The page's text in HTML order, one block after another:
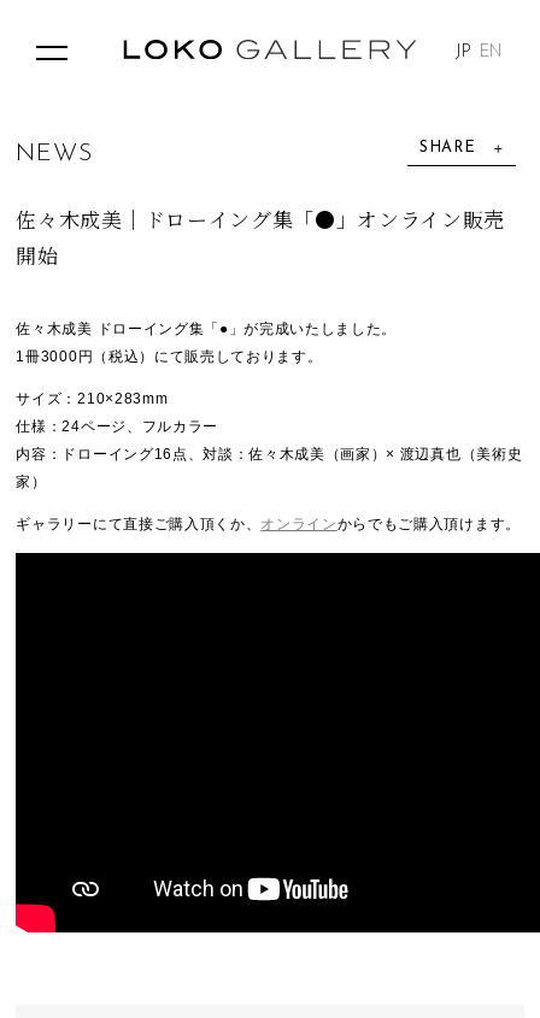
JP EN
SHARE
N E WS
佐々木成美｜ドローイング集「●」オンライン販売
開始
佐々木成美 ドローイング集「●」が完成いたしました。
1冊3000円（税込）にて販売しております。
サイズ：210×283mm
仕様：24ページ、フルカラー
内容：ドローイング16点、対談：佐々木成美（画家）× 渡辺真也（美術史
家）
ギャラリーにて直接ご購入頂くか、 オンラインからでもご購入頂けます。